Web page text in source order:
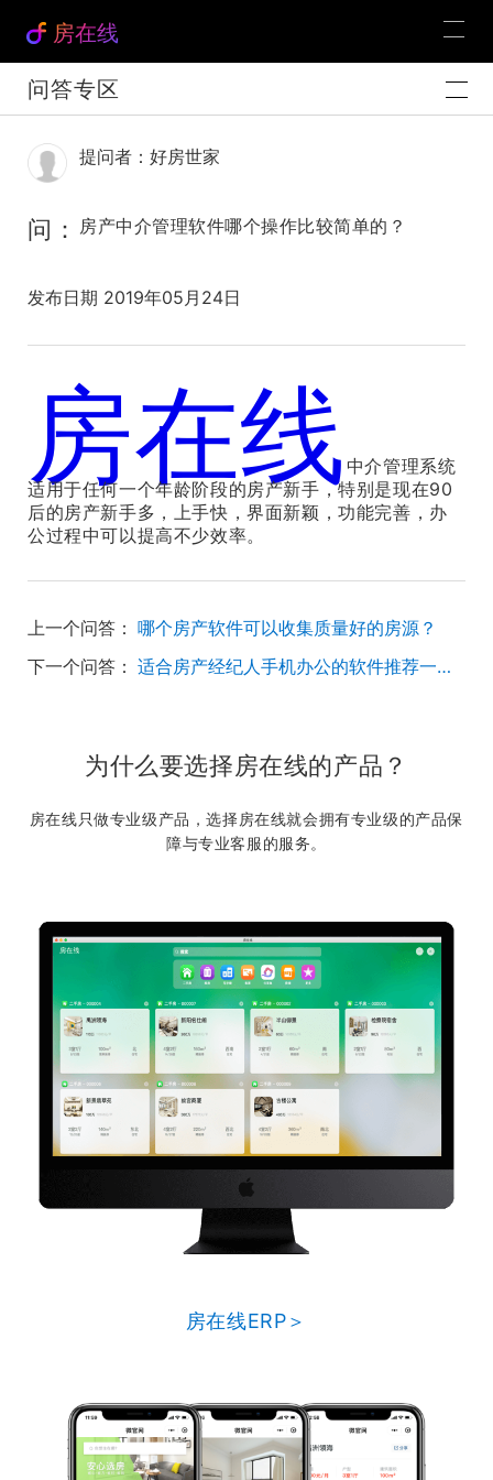
房在线
问答专区
提问者：好房世家
问： 房产中介管理软件哪个操作比较简单的？
发布日期 2019年05月24日
官方解答：
房在线 中介管理系统
适用于任何一个年龄阶段的房产新手，特别是现在90
后的房产新手多，上手快，界面新颖，功能完善，办
公过程中可以提高不少效率。
上一个问答： 哪个房产软件可以收集质量好的房源？
下一个问答：
适合房产经纪人手机办公的软件推荐一下。
为什么要选择房在线的产品？
房在线只做专业级产品，选择房在线就会拥有专业级的产品保
障与专业客服的服务。
房在线ERP＞